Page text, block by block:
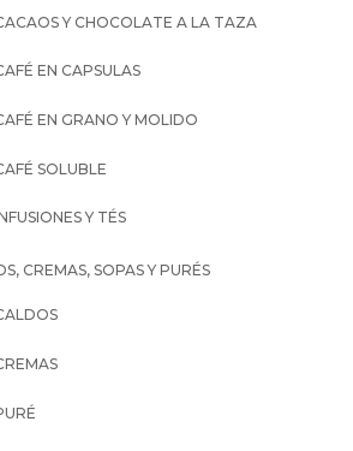
Y CHOCOLATE A LA TAZA
EN CAPSULAS
EN GRANO Y MOLIDO
SOLUBLE
Y TÉS
CREMAS, SOPAS Y PURÉS